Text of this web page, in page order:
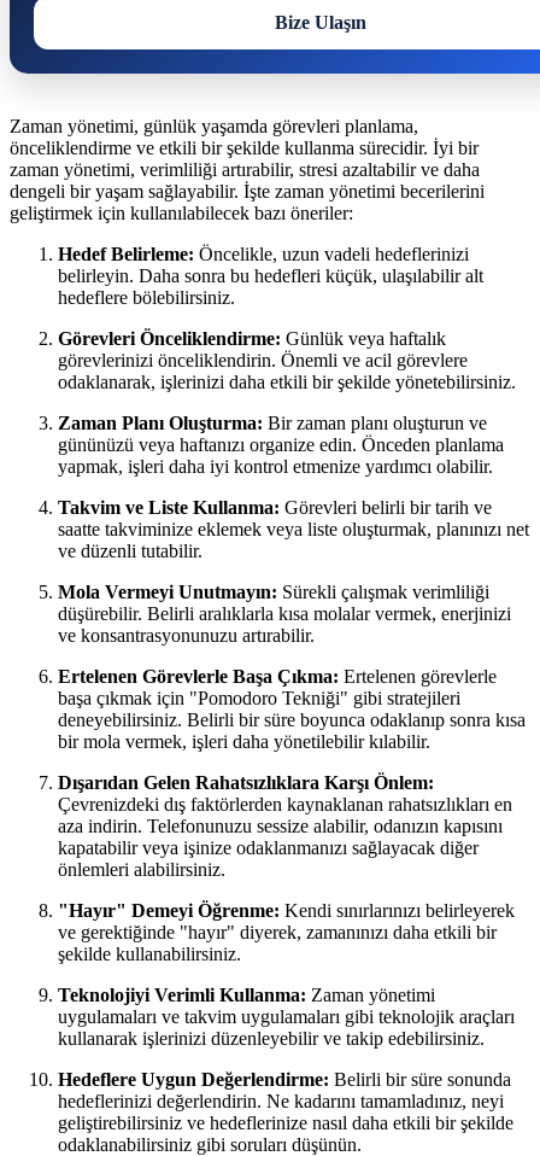
Bize Ulaşın
Zaman yönetimi, günlük yaşamda görevleri planlama,
önceliklendirme ve etkili bir şekilde kullanma sürecidir. İyi bir
zaman yönetimi, verimliliği artırabilir, stresi azaltabilir ve daha
dengeli bir yaşam sağlayabilir. İşte zaman yönetimi becerilerini
geliştirmek için kullanılabilecek bazı öneriler:
Hedef Belirleme: Öncelikle, uzun vadeli hedeflerinizi
belirleyin. Daha sonra bu hedefleri küçük, ulaşılabilir alt
hedeflere bölebilirsiniz.
Görevleri Önceliklendirme: Günlük veya haftalık
görevlerinizi önceliklendirin. Önemli ve acil görevlere
odaklanarak, işlerinizi daha etkili bir şekilde yönetebilirsiniz.
Zaman Planı Oluşturma: Bir zaman planı oluşturun ve
gününüzü veya haftanızı organize edin. Önceden planlama
yapmak, işleri daha iyi kontrol etmenize yardımcı olabilir.
Takvim ve Liste Kullanma: Görevleri belirli bir tarih ve
saatte takviminize eklemek veya liste oluşturmak, planınızı net
ve düzenli tutabilir.
Mola Vermeyi Unutmayın: Sürekli çalışmak verimliliği
düşürebilir. Belirli aralıklarla kısa molalar vermek, enerjinizi
ve konsantrasyonunuzu artırabilir.
Ertelenen Görevlerle Başa Çıkma: Ertelenen görevlerle
başa çıkmak için "Pomodoro Tekniği" gibi stratejileri
deneyebilirsiniz. Belirli bir süre boyunca odaklanıp sonra kısa
bir mola vermek, işleri daha yönetilebilir kılabilir.
Dışarıdan Gelen Rahatsızlıklara Karşı Önlem:
Çevrenizdeki dış faktörlerden kaynaklanan rahatsızlıkları en
aza indirin. Telefonunuzu sessize alabilir, odanızın kapısını
kapatabilir veya işinize odaklanmanızı sağlayacak diğer
önlemleri alabilirsiniz.
"Hayır" Demeyi Öğrenme: Kendi sınırlarınızı belirleyerek
ve gerektiğinde "hayır" diyerek, zamanınızı daha etkili bir
şekilde kullanabilirsiniz.
Teknolojiyi Verimli Kullanma: Zaman yönetimi
uygulamaları ve takvim uygulamaları gibi teknolojik araçları
kullanarak işlerinizi düzenleyebilir ve takip edebilirsiniz.
Hedeflere Uygun Değerlendirme: Belirli bir süre sonunda
hedeflerinizi değerlendirin. Ne kadarını tamamladınız, neyi
geliştirebilirsiniz ve hedeflerinize nasıl daha etkili bir şekilde
odaklanabilirsiniz gibi soruları düşünün.